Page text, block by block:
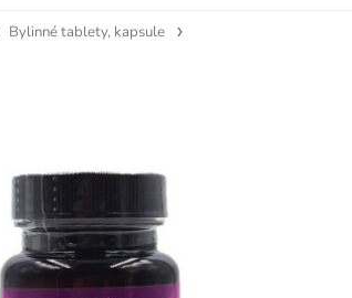
Bylinné tablety, kapsule